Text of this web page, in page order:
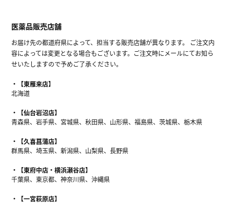
医薬品販売店舗
お届け先の都道府県によって、担当する販売店舗が異なります。 ご注文内
容によっては変更となる場合もございます。ご注文時にメールにてお知ら
せいたしますので予めご了承ください。
【東雁来店】
北海道
【仙台岩沼店】
青森県、岩手県、宮城県、秋田県、山形県、福島県、茨城県、栃木県
【久喜菖蒲店】
群馬県、埼玉県、新潟県、山梨県、長野県
【東府中店・横浜瀬谷店】
千葉県、東京都、神奈川県、沖縄県
【一宮萩原店】